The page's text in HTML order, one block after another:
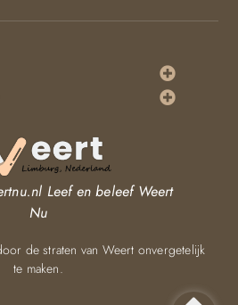
Leef en beleef Weert
Nu
de straten van Weert onvergetelijk
te maken.